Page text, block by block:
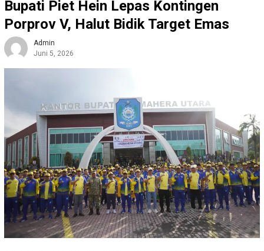
Bupati Piet Hein Lepas Kontingen
Porprov V, Halut Bidik Target Emas
Admin
Juni 5, 2026